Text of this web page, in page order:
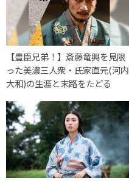
【豊臣兄弟！】斎藤竜興を見限
った美濃三人衆・氏家直元(河内
大和)の生涯と末路をたどる